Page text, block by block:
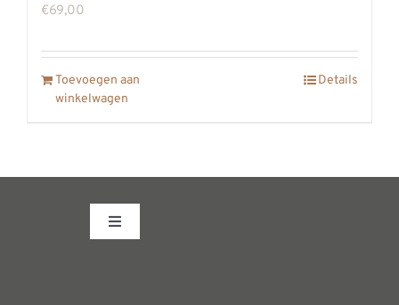
€69,00
Toevoegen aan
winkelwagen
Details
Toggle